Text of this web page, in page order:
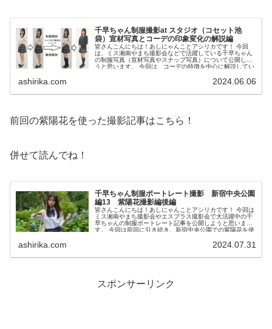
千早ちゃん制服撮影at スタジオ（コセット池
袋）宣材写真とコーデの印象変化の解説編
皆さんこんにちは！あしにゃんことアシリカです！ 今回
は、ミス湘南やまち撮影会などで活躍している千早ちゃん
の制服写真（宣材写真やスナップ写真）について公開しよ
うと思います。 今回は、コーデの特徴を中心に解説してい
ashirika.com 2024.06.06
前回の紫陽花を使った撮影記事はこちら！
併せて読んでね！
千早ちゃん制服ポートレート撮影 新宿中央公園
編13 紫陽花撮影編後編
皆さんこんにちは！あしにゃんことアシリカです！ 今回は
ミス湘南やまち撮影会やエスプラス撮影会で大活躍中の千
早ちゃんの制服ポートレート記事を公開しようと思いま
す。 今回は前回に引き続き、新宿中央公園での紫陽花を使
ashirika.com 2024.07.31
スポンサーリンク